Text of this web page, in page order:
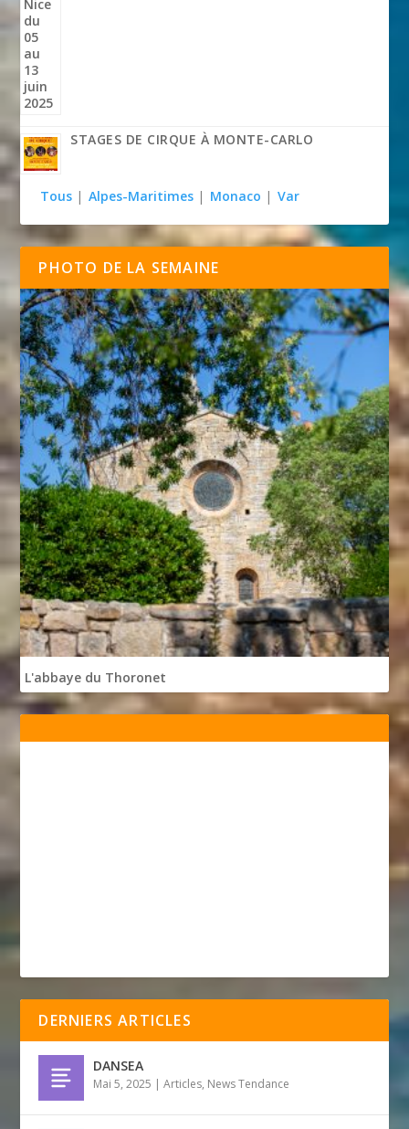
STAGES DE CIRQUE À MONTE-CARLO
Tous | Alpes-Maritimes | Monaco | Var
PHOTO DE LA SEMAINE
L'abbaye du Thoronet
DERNIERS ARTICLES
DANSEA
Mai 5, 2025 |Articles, News Tendance